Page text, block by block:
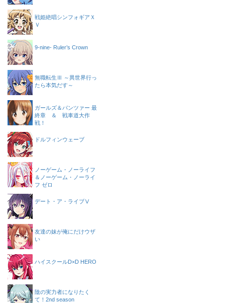
戦姫絶唱シンフォギアＸ
Ｖ
9-nine- Ruler’s Crown
無職転生Ⅲ ～異世界行っ
たら本気だす～
ガールズ＆パンツァー 最
終章 ＆ 戦車道大作
戦！
ドルフィンウェーブ
ノーゲーム・ノーライフ
＆ノーゲーム・ノーライ
フ ゼロ
デート・ア・ライブⅤ
友達の妹が俺にだけウザ
い
ハイスクールD×D HERO
陰の実力者になりたく
て！2nd season